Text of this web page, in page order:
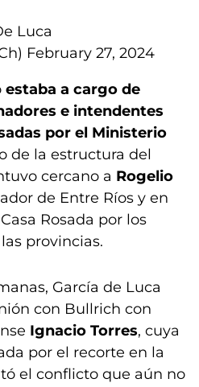
Luca
February 27, 2024
estaba a cargo de
e intendentes
por el Ministerio
de la estructura del
cercano a Rogelio
de Entre Ríos y en
Rosada por los
provincias.
García de Luca
con Bullrich con
Ignacio Torres, cuya
por el recorte en la
el conflicto que aún no